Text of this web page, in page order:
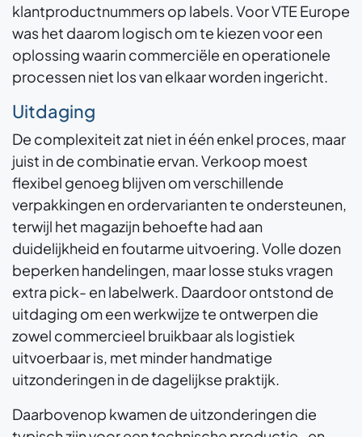
klantproductnummers op labels. Voor VTE Europe
was het daarom logisch om te kiezen voor een
oplossing waarin commerciële en operationele
processen niet los van elkaar worden ingericht.
Uitdaging
De complexiteit zat niet in één enkel proces, maar
juist in de combinatie ervan. Verkoop moest
flexibel genoeg blijven om verschillende
verpakkingen en ordervarianten te ondersteunen,
terwijl het magazijn behoefte had aan
duidelijkheid en foutarme uitvoering. Volle dozen
beperken handelingen, maar losse stuks vragen
extra pick- en labelwerk. Daardoor ontstond de
uitdaging om een werkwijze te ontwerpen die
zowel commercieel bruikbaar als logistiek
uitvoerbaar is, met minder handmatige
uitzonderingen in de dagelijkse praktijk.
Daarbovenop kwamen de uitzonderingen die